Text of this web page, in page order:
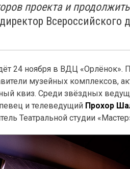
проекта и
Всероссийского
24 ноября в ВДЦ «Орлёнок».
музейных комплексов,
квиз. Среди звёздных
и телеведущий Прохор
Театральной студии